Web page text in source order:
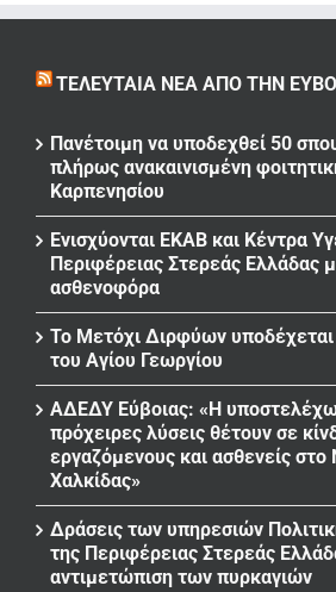
ΤΕΛΕΥΤΑΊΑ ΝΈΑ ΑΠΌ ΤΗΝ
Πανέτοιμη να υποδεχθεί 50
πλήρως ανακαινισμένη
Καρπενησίου
Ενισχύονται ΕΚΑΒ και Κέντρα
Περιφέρειας Στερεάς Ελλάδας
ασθενοφόρα
Το Μετόχι Διρφύων υποδέχεται
του Αγίου Γεωργίου
ΑΔΕΔΥ Εύβοιας: «Η
πρόχειρες λύσεις θέτουν σε
εργαζόμενους και ασθενείς
Χαλκίδας»
Δράσεις των υπηρεσιών
της Περιφέρειας Στερεάς
αντιμετώπιση των πυρκαγιών